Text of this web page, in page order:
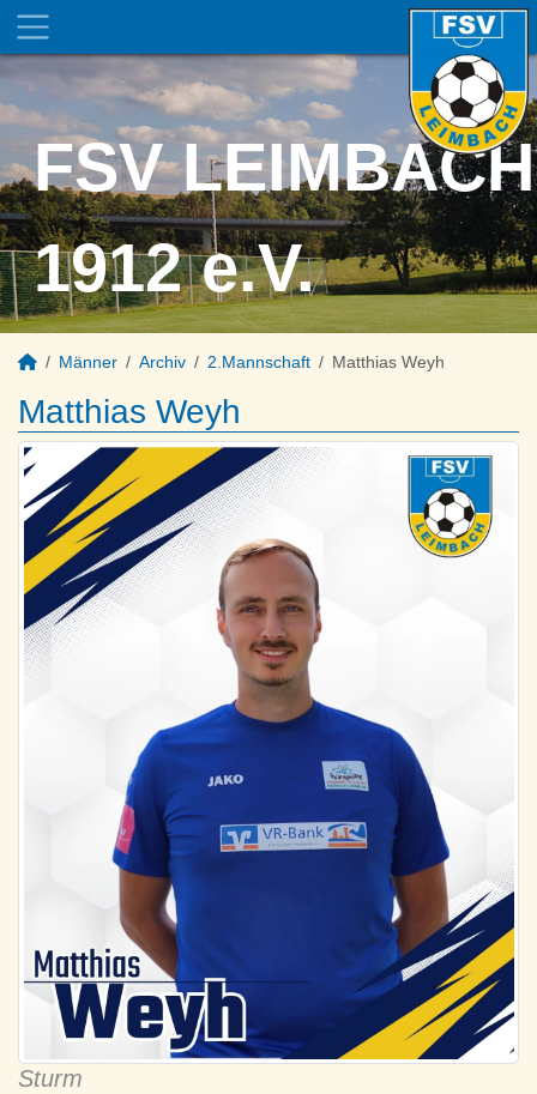
FSV LEIMBACH
1912 e.V.
Männer Archiv 2.Mannschaft Matthias Weyh
Matthias Weyh
Sturm